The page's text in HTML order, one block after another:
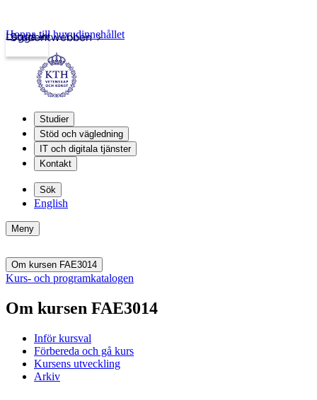
Studentwebben
Logga in
Hoppa till huvudinnehållet
Studier
Stöd och vägledning
IT och digitala tjänster
Kontakt
Sök
English
Meny
Om kursen FAE3014
Kurs- och programkatalogen
Om kursen FAE3014
Inför kursval
Förbereda och gå kurs
Kursens utveckling
Arkiv